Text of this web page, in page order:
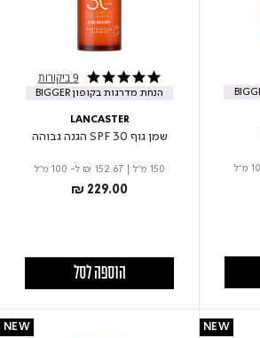
4.8 star rating 9 ביקורות
הנחת מדרגות בקופון BIGGER
LANCASTER
שמן גוף SPF 30 הגנה גבוהה
150 מ"ל ₪ 152.67 ל- 100 מ"ל
₪ 229.00
הוספה לסל
NEW
NEW